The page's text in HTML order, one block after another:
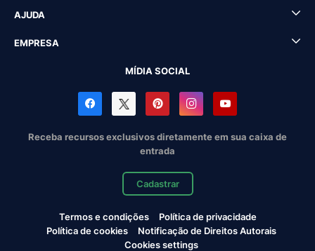
AJUDA
EMPRESA
MÍDIA SOCIAL
Receba recursos exclusivos diretamente em sua caixa de
entrada
Cadastrar
Termos e condições
Política de privacidade
Política de cookies
Notificação de Direitos Autorais
Cookies settings